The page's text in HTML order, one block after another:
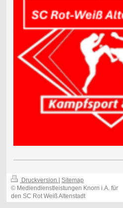
Druckversion
Sitemap
© Mediendienstleistungen Knorn i.A. für
den SC Rot Weiß Altenstadt